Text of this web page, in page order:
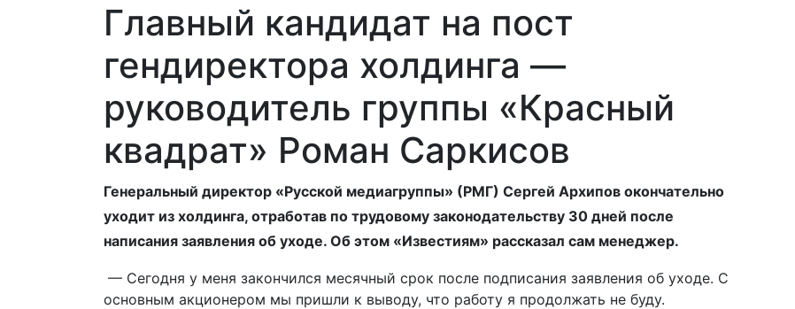
Главный кандидат на пост
гендиректора холдинга —
руководитель группы «Красный
квадрат» Роман Саркисов
Генеральный директор «Русской медиагруппы» (РМГ) Сергей Архипов окончательно
уходит из холдинга, отработав по трудовому законодательству 30 дней после
написания заявления об уходе. Об этом «Известиям» рассказал сам менеджер.
— Сегодня у меня закончился месячный срок после подписания заявления об уходе. С
основным акционером мы пришли к выводу, что работу я продолжать не буду.